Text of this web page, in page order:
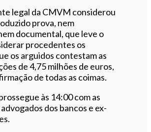
legal da CMVM considerou
prova, nem
documental, que leve o
procedentes os
os arguidos contestam as
de 4,75 milhões de euros,
de todas as coimas.
às 14:00 com as
dos bancos e ex-